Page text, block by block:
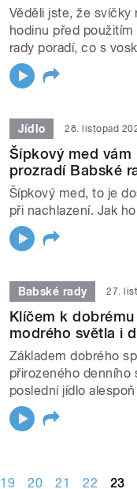
Věděli jste, že svíčky
hodinu před
rady poradí, co s
Jídlo 28. listopad
Šípkový med vám
prozradí Babské
Šípkový med, to je
při nachlazení. Jak
Babské rady 27.
Klíčem k
modrého světla i
Základem dobrého
přirozeného denního
poslední jídlo
19 20 21 22 23